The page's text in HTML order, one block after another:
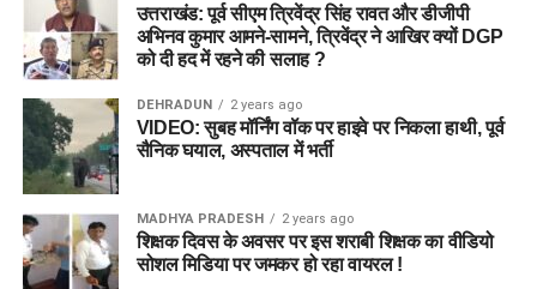
उत्तराखंड: पूर्व सीएम त्रिवेंद्र सिंह रावत और डीजीपी
अभिनव कुमार आमने-सामने, त्रिवेंद्र ने आखिर क्यों DGP
को दी हद में रहने की सलाह ?
DEHRADUN 2 years ago
VIDEO: सुबह मॉर्निंग वॉक पर हाइवे पर निकला हाथी, पूर्व
सैनिक घयाल, अस्पताल में भर्ती
MADHYA PRADESH 2 years ago
शिक्षक दिवस के अवसर पर इस शराबी शिक्षक का वीडियो
सोशल मिडिया पर जमकर हो रहा वायरल !